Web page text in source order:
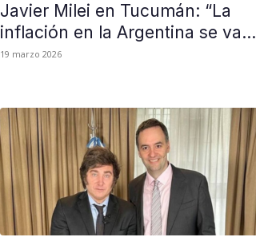
Javier Milei en Tucumán: “La
inflación en la Argentina se va...
19 marzo 2026